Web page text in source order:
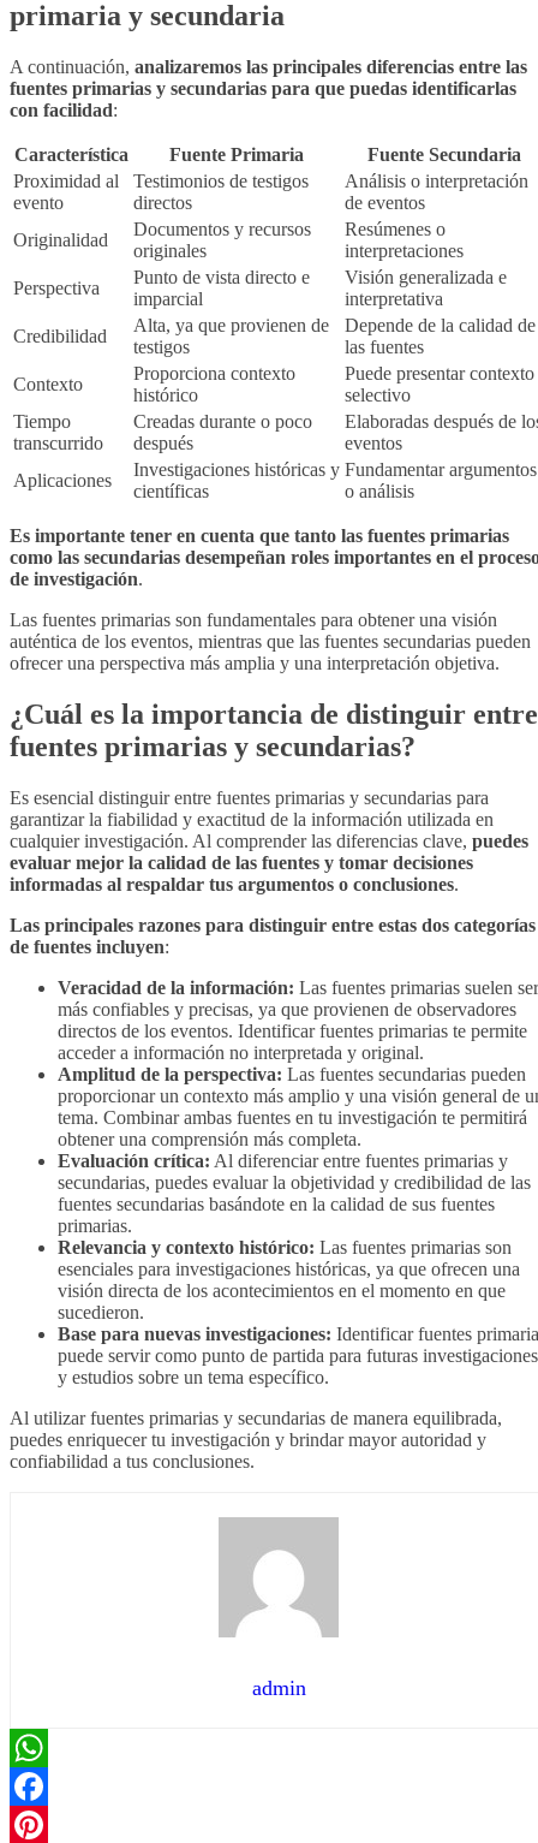
primaria y secundaria
A continuación, analizaremos las principales diferencias entre las
fuentes primarias y secundarias para que puedas identificarlas
con facilidad:
Característica Fuente Primaria
Fuente Secundaria
Proximidad al
evento
Testimonios de testigos
directos
Análisis o interpretación
de eventos
Originalidad
Documentos y recursos
originales
Resúmenes o
interpretaciones
Perspectiva
Punto de vista directo e
imparcial
Visión generalizada e
interpretativa
Credibilidad
Alta, ya que provienen de
testigos
Depende de la calidad de
las fuentes
Contexto
Proporciona contexto
histórico
Puede presentar contexto
selectivo
Tiempo
transcurrido
Creadas durante o poco
después
Elaboradas después de
eventos
Aplicaciones
Investigaciones históricas y
científicas
Fundamentar argumentos
o análisis
Es importante tener en cuenta que tanto las fuentes primarias
como las secundarias desempeñan roles importantes en el
de investigación.
Las fuentes primarias son fundamentales para obtener una visión
auténtica de los eventos, mientras que las fuentes secundarias pueden
ofrecer una perspectiva más amplia y una interpretación objetiva.
¿Cuál es la importancia de distinguir entre
fuentes primarias y secundarias?
Es esencial distinguir entre fuentes primarias y secundarias para
garantizar la fiabilidad y exactitud de la información utilizada en
cualquier investigación. Al comprender las diferencias clave, puedes
evaluar mejor la calidad de las fuentes y tomar decisiones
informadas al respaldar tus argumentos o conclusiones.
Las principales razones para distinguir entre estas dos categorías
de fuentes incluyen:
Veracidad de la información: Las fuentes primarias suelen ser
más confiables y precisas, ya que provienen de observadores
directos de los eventos. Identificar fuentes primarias te permite
acceder a información no interpretada y original.
Amplitud de la perspectiva: Las fuentes secundarias pueden
proporcionar un contexto más amplio y una visión general de
tema. Combinar ambas fuentes en tu investigación te permitirá
obtener una comprensión más completa.
Evaluación crítica: Al diferenciar entre fuentes primarias y
secundarias, puedes evaluar la objetividad y credibilidad de las
fuentes secundarias basándote en la calidad de sus fuentes
primarias.
Relevancia y contexto histórico: Las fuentes primarias son
esenciales para investigaciones históricas, ya que ofrecen una
visión directa de los acontecimientos en el momento en que
sucedieron.
Base para nuevas investigaciones: Identificar fuentes
puede servir como punto de partida para futuras investigaciones
y estudios sobre un tema específico.
Al utilizar fuentes primarias y secundarias de manera equilibrada,
puedes enriquecer tu investigación y brindar mayor autoridad y
confiabilidad a tus conclusiones.
admin
WhatsApp
Facebook